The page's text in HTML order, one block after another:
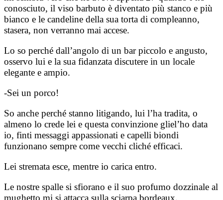
conosciuto, il viso barbuto è diventato più stanco e più
bianco e le candeline della sua torta di compleanno,
stasera, non verranno mai accese.
Lo so perché dall’angolo di un bar piccolo e angusto,
osservo lui e la sua fidanzata discutere in un locale
elegante e ampio.
-Sei un porco!
So anche perché stanno litigando, lui l’ha tradita, o
almeno lo crede lei e questa convinzione gliel’ho data
io, finti messaggi appassionati e capelli biondi
funzionano sempre come vecchi cliché efficaci.
Lei stremata esce, mentre io carica entro.
Le nostre spalle si sfiorano e il suo profumo dozzinale al